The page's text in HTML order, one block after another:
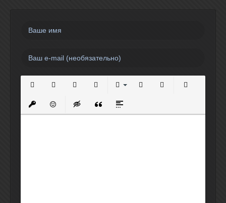
Вставить защищенную ссылку
Вставить смайлик
Вставка скрытого текста
Вставка цитаты
Вставка спойлера